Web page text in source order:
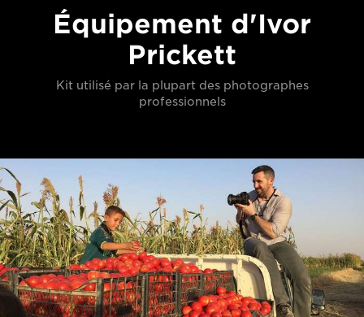
Équipement d'Ivor
Prickett
Kit utilisé par la plupart des photographes
professionnels